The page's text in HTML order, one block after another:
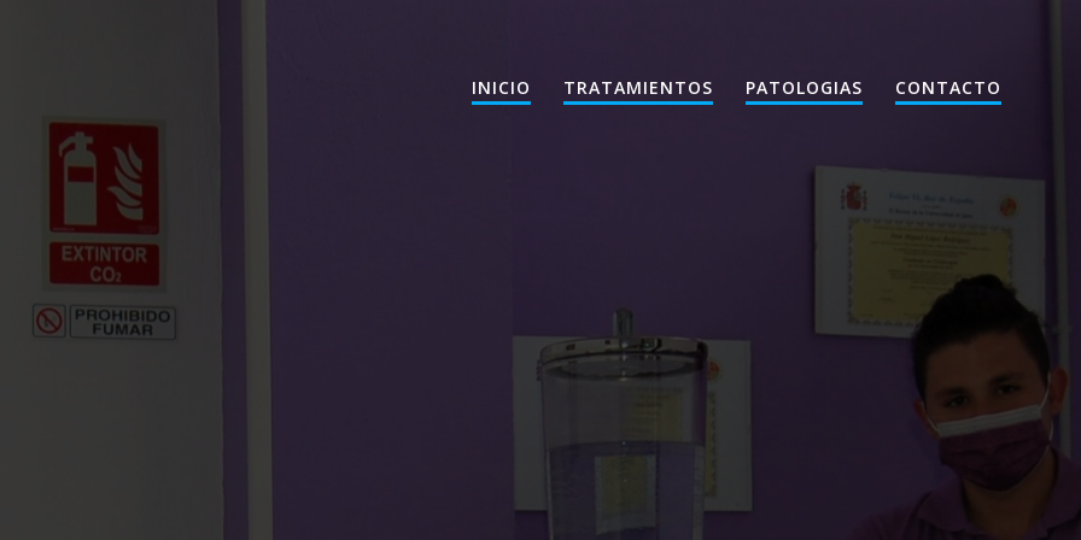
INICIO TRATAMIENTOS PATOLOGIAS CONTACTO